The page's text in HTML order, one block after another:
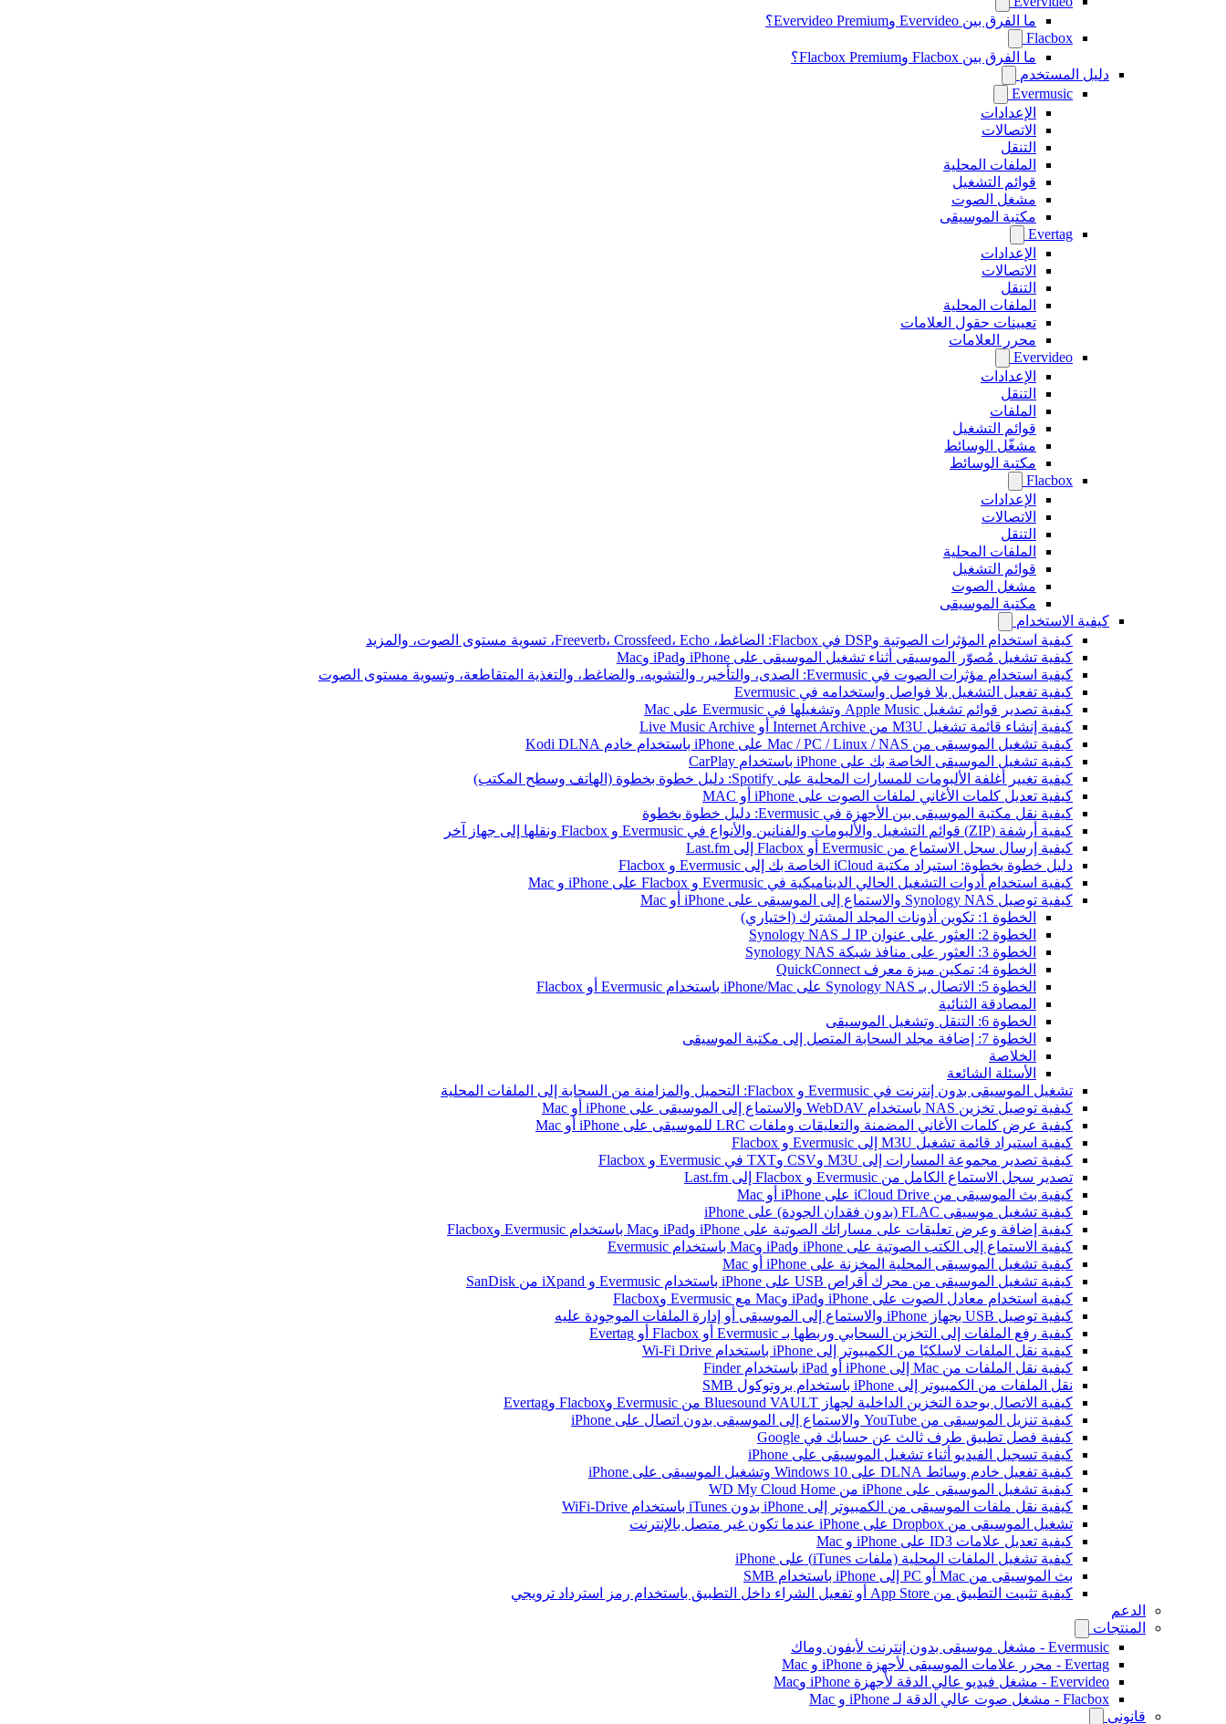
ما الفرق بين Evervideo وEvervideo Premium؟
Flacbox
ما الفرق بين Flacbox وFlacbox Premium؟
دليل المستخدم
Evermusic
الإعدادات
الاتصالات
التنقل
الملفات المحلية
قوائم التشغيل
مشغل الصوت
مكتبة الموسيقى
Evertag
الإعدادات
الاتصالات
التنقل
الملفات المحلية
تعيينات حقول العلامات
محرر العلامات
Evervideo
الإعدادات
التنقل
الملفات
قوائم التشغيل
مشغّل الوسائط
مكتبة الوسائط
Flacbox
الإعدادات
الاتصالات
التنقل
الملفات المحلية
قوائم التشغيل
مشغل الصوت
مكتبة الموسيقى
كيفية الاستخدام
كيفية استخدام المؤثرات الصوتية وDSP في Flacbox: الضاغط، Freeverb، Crossfeed، Echo، تسوية مستوى الصوت، والمزيد
كيفية تشغيل مُصوّر الموسيقى أثناء تشغيل الموسيقى على iPhone وiPad وMac
كيفية استخدام مؤثرات الصوت في Evermusic: الصدى، والتأخير، والتشويه، والضاغط، والتغذية المتقاطعة، وتسوية مستوى الصوت
كيفية تفعيل التشغيل بلا فواصل واستخدامه في Evermusic
كيفية تصدير قوائم تشغيل Apple Music وتشغيلها في Evermusic على Mac
كيفية إنشاء قائمة تشغيل M3U من Internet Archive أو Live Music Archive
كيفية تشغيل الموسيقى من Mac / PC / Linux / NAS على iPhone باستخدام خادم Kodi DLNA
كيفية تشغيل الموسيقى الخاصة بك على iPhone باستخدام CarPlay
كيفية تغيير أغلفة الألبومات للمسارات المحلية على Spotify: دليل خطوة بخطوة (الهاتف وسطح المكتب)
كيفية تعديل كلمات الأغاني لملفات الصوت على iPhone أو MAC
كيفية نقل مكتبة الموسيقى بين الأجهزة في Evermusic: دليل خطوة بخطوة
كيفية أرشفة (ZIP) قوائم التشغيل والألبومات والفنانين والأنواع في Evermusic و Flacbox ونقلها إلى جهاز آخر
كيفية إرسال سجل الاستماع من Evermusic أو Flacbox إلى Last.fm
دليل خطوة بخطوة: استيراد مكتبة iCloud الخاصة بك إلى Evermusic و Flacbox
كيفية استخدام أدوات التشغيل الحالي الديناميكية في Evermusic و Flacbox على iPhone و Mac
كيفية توصيل Synology NAS والاستماع إلى الموسيقى على iPhone أو Mac
الخطوة 1: تكوين أذونات المجلد المشترك (اختياري)
الخطوة 2: العثور على عنوان IP لـ Synology NAS
الخطوة 3: العثور على منافذ شبكة Synology NAS
الخطوة 4: تمكين ميزة معرف QuickConnect
الخطوة 5: الاتصال بـ Synology NAS على iPhone/Mac باستخدام Evermusic أو Flacbox
المصادقة الثنائية
الخطوة 6: التنقل وتشغيل الموسيقى
الخطوة 7: إضافة مجلد السحابة المتصل إلى مكتبة الموسيقى
الخلاصة
الأسئلة الشائعة
تشغيل الموسيقى بدون إنترنت في Evermusic و Flacbox: التحميل والمزامنة من السحابة إلى الملفات المحلية
كيفية توصيل تخزين NAS باستخدام WebDAV والاستماع إلى الموسيقى على iPhone أو Mac
كيفية عرض كلمات الأغاني المضمنة والتعليقات وملفات LRC للموسيقى على iPhone أو Mac
كيفية استيراد قائمة تشغيل M3U إلى Evermusic و Flacbox
كيفية تصدير مجموعة المسارات إلى M3U وCSV وTXT في Evermusic و Flacbox
تصدير سجل الاستماع الكامل من Evermusic و Flacbox إلى Last.fm
كيفية بث الموسيقى من iCloud Drive على iPhone أو Mac
كيفية تشغيل موسيقى FLAC (بدون فقدان الجودة) على iPhone
كيفية إضافة وعرض تعليقات على مساراتك الصوتية على iPhone وiPad وMac باستخدام Evermusic وFlacbox
كيفية الاستماع إلى الكتب الصوتية على iPhone وiPad وMac باستخدام Evermusic
كيفية تشغيل الموسيقى المحلية المخزنة على iPhone أو Mac
كيفية تشغيل الموسيقى من محرك أقراص USB على iPhone باستخدام Evermusic و iXpand من SanDisk
كيفية استخدام معادل الصوت على iPhone وiPad وMac مع Evermusic وFlacbox
كيفية توصيل USB بجهاز iPhone والاستماع إلى الموسيقى أو إدارة الملفات الموجودة عليه
كيفية رفع الملفات إلى التخزين السحابي وربطها بـ Evermusic أو Flacbox أو Evertag
كيفية نقل الملفات لاسلكيًا من الكمبيوتر إلى iPhone باستخدام Wi-Fi Drive
كيفية نقل الملفات من Mac إلى iPhone أو iPad باستخدام Finder
نقل الملفات من الكمبيوتر إلى iPhone باستخدام بروتوكول SMB
كيفية الاتصال بوحدة التخزين الداخلية لجهاز Bluesound VAULT من Evermusic وFlacbox وEvertag
كيفية تنزيل الموسيقى من YouTube والاستماع إلى الموسيقى بدون اتصال على iPhone
كيفية فصل تطبيق طرف ثالث عن حسابك في Google
كيفية تسجيل الفيديو أثناء تشغيل الموسيقى على iPhone
كيفية تفعيل خادم وسائط DLNA على Windows 10 وتشغيل الموسيقى على iPhone
كيفية تشغيل الموسيقى على iPhone من WD My Cloud Home
كيفية نقل ملفات الموسيقى من الكمبيوتر إلى iPhone بدون iTunes باستخدام WiFi-Drive
تشغيل الموسيقى من Dropbox على iPhone عندما تكون غير متصل بالإنترنت
كيفية تعديل علامات ID3 على iPhone و Mac
كيفية تشغيل الملفات المحلية (ملفات iTunes) على iPhone
بث الموسيقى من Mac أو PC إلى iPhone باستخدام SMB
كيفية تثبيت التطبيق من App Store أو تفعيل الشراء داخل التطبيق باستخدام رمز استرداد ترويجي
الدعم
المنتجات
Evermusic - مشغل موسيقى بدون إنترنت لأيفون وماك
Evertag - محرر علامات الموسيقى لأجهزة iPhone و Mac
Evervideo - مشغل فيديو عالي الدقة لأجهزة iPhone وMac
Flacbox - مشغل صوت عالي الدقة لـ iPhone و Mac
قانوني